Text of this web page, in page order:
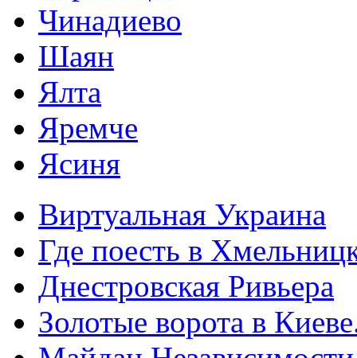
Чинадиево
Шаян
Ялта
Яремче
Ясиня
Виртуальная Украина
Где поесть в
Днестровская Ривьера
Золотые ворота в